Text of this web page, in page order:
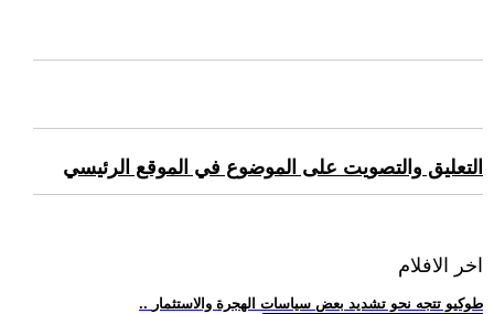
التعليق والتصويت على الموضوع في الموقع الرئيسي
اخر الافلام
.. طوكيو تتجه نحو تشديد بعض سياسات الهجرة والاستثمار